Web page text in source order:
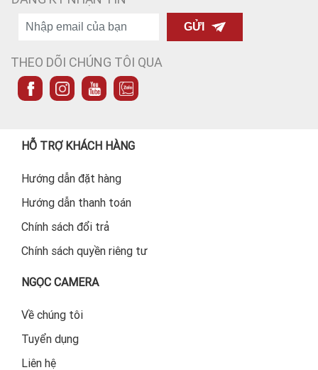
GỬI
THEO DÕI CHÚNG TÔI QUA
HỖ TRỢ KHÁCH HÀNG
Hướng dẫn đặt hàng
Hướng dẫn thanh toán
Chính sách đổi trả
Chính sách quyền riêng tư
NGỌC CAMERA
Về chúng tôi
Tuyển dụng
Liên hệ